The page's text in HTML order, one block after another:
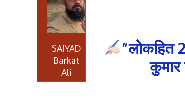
SAIYAD
Barkat
Ali
”लोकहित
कुमार